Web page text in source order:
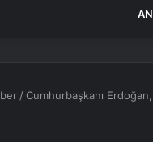
/ Cumhurbaşkanı